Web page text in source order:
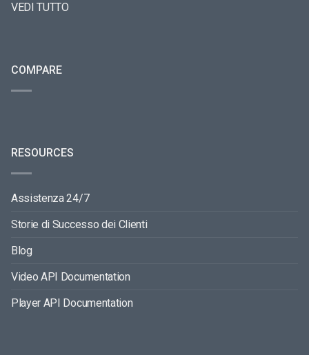
VEDI TUTTO
COMPARE
RESOURCES
Assistenza 24/7
Storie di Successo dei Clienti
Blog
Video API Documentation
Player API Documentation